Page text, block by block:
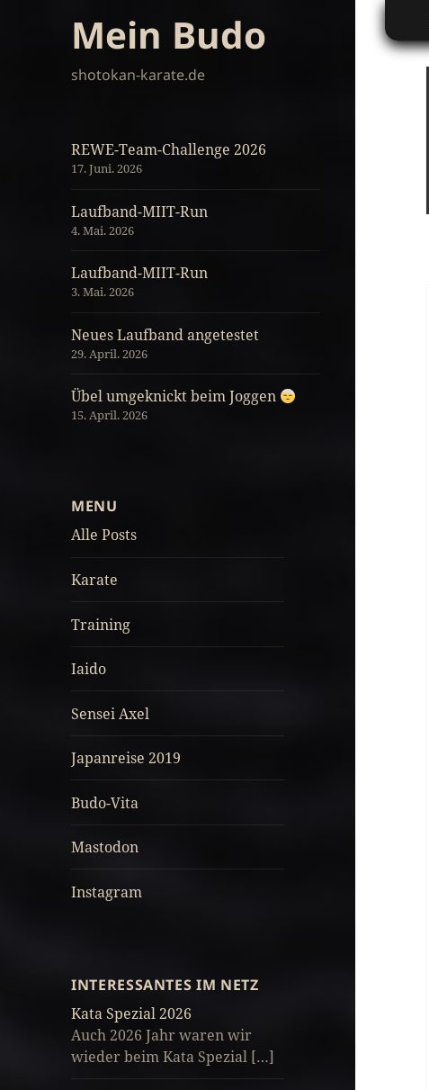
Mein Budo
shotokan-karate.de
REWE-Team-Challenge 2026
17. Juni. 2026
Laufband-MIIT-Run
4. Mai. 2026
Laufband-MIIT-Run
3. Mai. 2026
Neues Laufband angetestet
29. April. 2026
Übel umgeknickt beim Joggen
15. April. 2026
MENU
Alle Posts
Karate
Training
Iaido
Sensei Axel
Japanreise 2019
Budo-Vita
Mastodon
Instagram
INTERESSANTES IM NETZ
Kata Spezial 2026
Auch 2026 Jahr waren wir
wieder beim Kata Spezial […]